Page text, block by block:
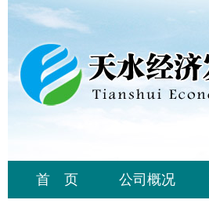
首 页 公司概况